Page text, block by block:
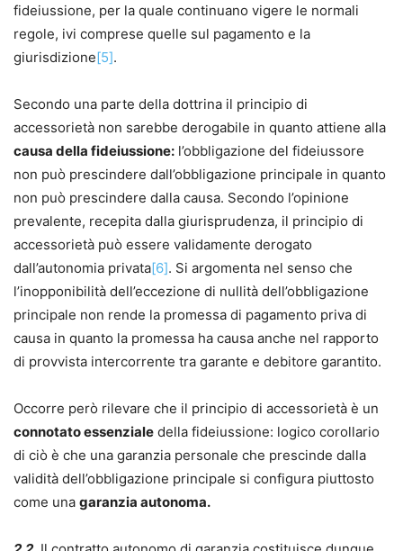
fideiussione, per la quale continuano vigere le normali
regole, ivi comprese quelle sul pagamento e la
giurisdizione[5].
Secondo una parte della dottrina il principio di
accessorietà non sarebbe derogabile in quanto attiene alla
causa della fideiussione: l’obbligazione del fideiussore
non può prescindere dall’obbligazione principale in quanto
non può prescindere dalla causa. Secondo l’opinione
prevalente, recepita dalla giurisprudenza, il principio di
accessorietà può essere validamente derogato
dall’autonomia privata[6]. Si argomenta nel senso che
l’inopponibilità dell’eccezione di nullità dell’obbligazione
principale non rende la promessa di pagamento priva di
causa in quanto la promessa ha causa anche nel rapporto
di provvista intercorrente tra garante e debitore garantito.
Occorre però rilevare che il principio di accessorietà è un
connotato essenziale della fideiussione: logico corollario
di ciò è che una garanzia personale che prescinde dalla
validità dell’obbligazione principale si configura piuttosto
come una garanzia autonoma.